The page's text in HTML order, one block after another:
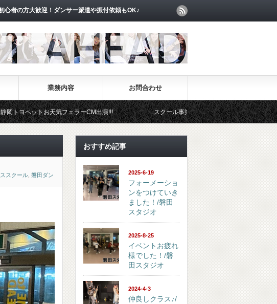
者の方大歓迎！ダンサー派遣や振付依頼もOK♪
業務内容 お問合わせ
気フェラーCM出演!!! スクール事業部 イベント事業部
スクール 磐田ダン
おすすめ記事
2025-6-19
フォーメーショ
ンをつけていき
ました！/磐田
スタジオ
2025-8-25
イベントお疲れ
様でした！/磐
田スタジオ
2024-4-3
仲良しクラス♪/